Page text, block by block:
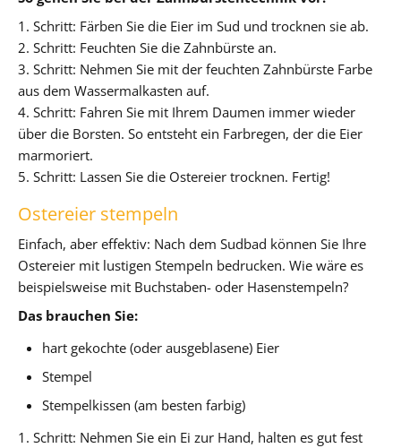
1. Schritt: Färben Sie die Eier im Sud und trocknen sie ab.
2. Schritt: Feuchten Sie die Zahnbürste an.
3. Schritt: Nehmen Sie mit der feuchten Zahnbürste Farbe
aus dem Wassermalkasten auf.
4. Schritt: Fahren Sie mit Ihrem Daumen immer wieder
über die Borsten. So entsteht ein Farbregen, der die Eier
marmoriert.
5. Schritt: Lassen Sie die Ostereier trocknen. Fertig!
Ostereier stempeln
Einfach, aber effektiv: Nach dem Sudbad können Sie Ihre
Ostereier mit lustigen Stempeln bedrucken. Wie wäre es
beispielsweise mit Buchstaben- oder Hasenstempeln?
Das brauchen Sie:
hart gekochte (oder ausgeblasene) Eier
Stempel
Stempelkissen (am besten farbig)
1. Schritt: Nehmen Sie ein Ei zur Hand, halten es gut fest